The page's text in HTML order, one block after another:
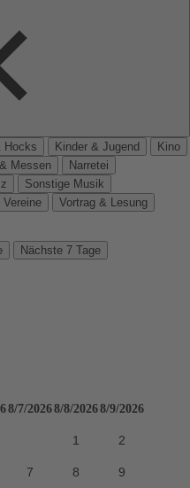
Hocks Kinder & Jugend
Kino
Messen
Narretei
Sonstige Musik
Vereine
Vortrag & Lesung
Nächste 7 Tage